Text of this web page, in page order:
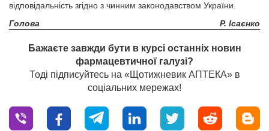
відповідальність згідно з чинним законодавством України.
Голова
Р. Ісаєнко
Бажаєте завжди бути в курсі останніх новин
фармацевтичної галузі?
Тоді підписуйтесь на «Щотижневик АПТЕКА» в
соціальних мережах!